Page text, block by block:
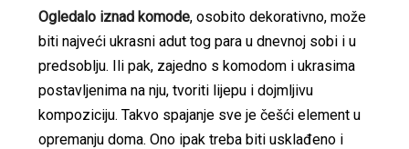
Ogledalo iznad komode, osobito dekorativno, može
biti najveći ukrasni adut tog para u dnevnoj sobi i u
predsoblju. Ili pak, zajedno s komodom i ukrasima
postavljenima na nju, tvoriti lijepu i dojmljivu
kompoziciju. Takvo spajanje sve je češći element u
opremanju doma. Ono ipak treba biti usklađeno i